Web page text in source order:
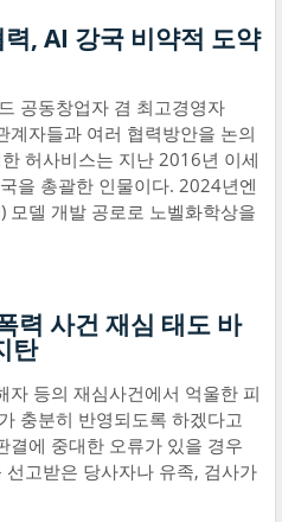
, AI 강국 비약적 도약
공동창업자 겸 최고경영자
계자들과 여러 협력방안을 논의
허사비스는 지난 2016년 이세
을 총괄한 인물이다. 2024년엔
모델 개발 공로로 노벨화학상을
력 사건 재심 태도 바
탄
등의 재심사건에서 억울한 피
충분히 반영되도록 하겠다고
결에 중대한 오류가 있을 경우
고받은 당사자나 유족, 검사가